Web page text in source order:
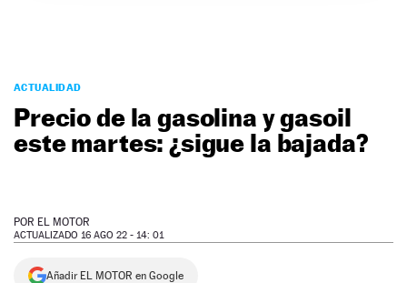
PODCAST
MOTOS
TECNOLOGÍA
SERVICIOS
NEWSLETTER
ACTUALIDAD
Precio de la gasolina y gasoil
este martes: ¿sigue la bajada?
POR EL MOTOR
ACTUALIZADO 16 AGO 22 - 14: 01
Añadir EL MOTOR en Google